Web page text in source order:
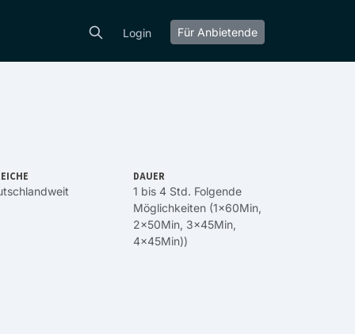
Login Für Anbietende
DAUER
1 bis 4 Std. Folgende
Möglichkeiten (1x60Min,
2x50Min, 3x45Min,
4x45Min))